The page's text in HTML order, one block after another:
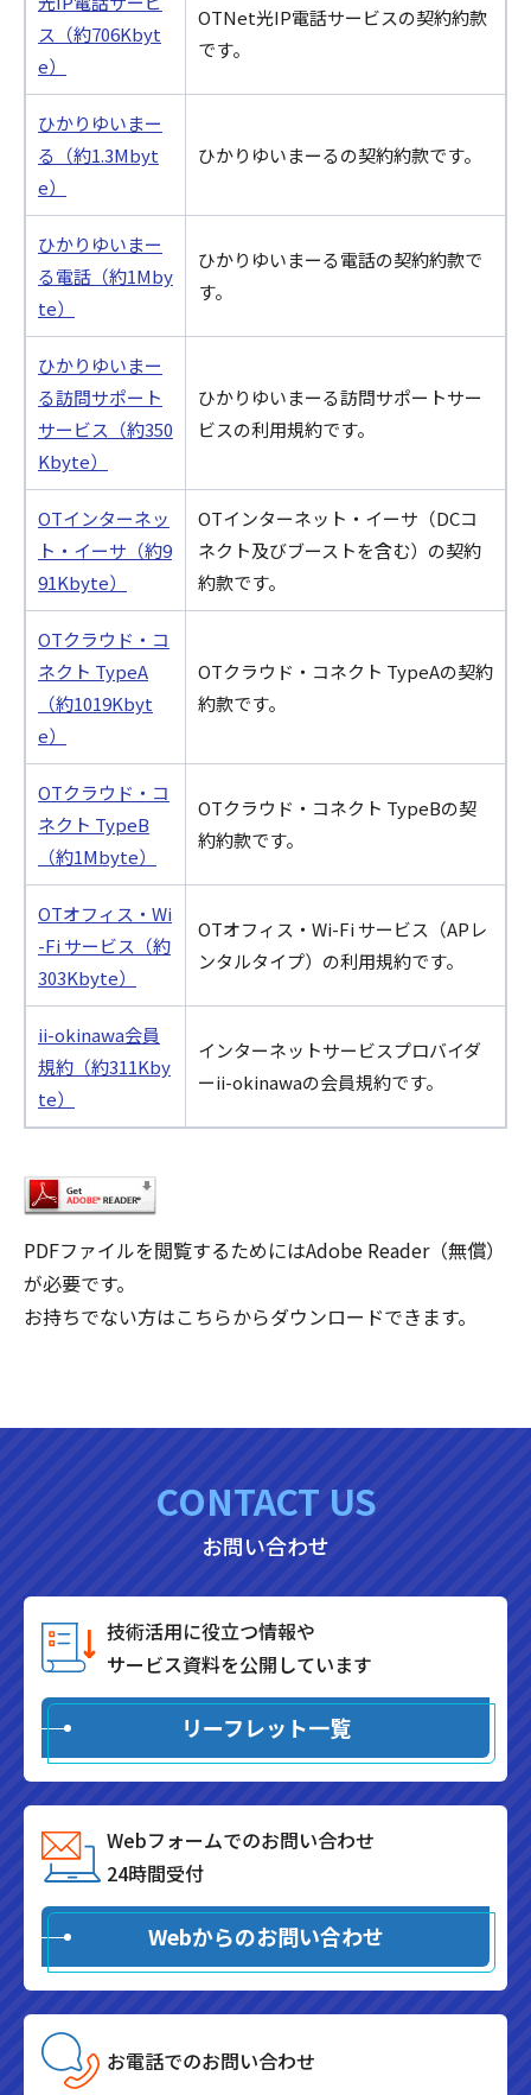
ス（約706Kbyt
e）
OTNet光IP電話サービスの契約約款
です。
ひかりゆいまー
る（約1.3Mbyt
e）
ひかりゆいまーるの契約約款です。
ひかりゆいまー
る電話（約1Mby
te）
ひかりゆいまーる電話の契約約款で
す。
ひかりゆいまー
る訪問サポート
サービス（約350
Kbyte）
ひかりゆいまーる訪問サポートサー
ビスの利用規約です。
OTインターネッ
ト・イーサ（約9
91Kbyte）
OTインターネット・イーサ（DCコ
ネクト及びブーストを含む）の契約
約款です。
OTクラウド・コ
ネクト TypeA
（約1019Kbyt
e）
OTクラウド・コネクト TypeAの契約
約款です。
OTクラウド・コ
ネクト TypeB
（約1Mbyte）
OTクラウド・コネクト TypeBの契
約約款です。
OTオフィス・Wi
-Fi サービス（約
303Kbyte）
OTオフィス・Wi-Fi サービス（APレ
ンタルタイプ）の利用規約です。
ii-okinawa会員
規約（約311Kby
te）
インターネットサービスプロバイダ
ーii-okinawaの会員規約です。
PDFファイルを閲覧するためにはAdobe Reader（無償）
が必要です。
お持ちでない方はこちらからダウンロードできます。
CONTACT US
お問い合わせ
技術活用に役立つ情報や
サービス資料を公開しています
リーフレット一覧
Webフォームでのお問い合わせ
24時間受付
Webからのお問い合わせ
お電話でのお問い合わせ